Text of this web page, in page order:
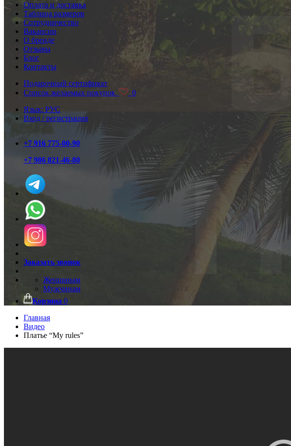
Оплата и доставка
Таблица размеров
Сотрудничество
Вакансии
О бренде
Отзывы
Блог
Контакты
Подарочный сертификат
Список желаемых покупок
0
Язык: РУС
Вход / регистрация
+7 916 775-00-90
+7 986 821-46-80
Заказать звонок
Женщинам
Мужчинам
Корзина 0
Главная
Видео
Платье “My rules”